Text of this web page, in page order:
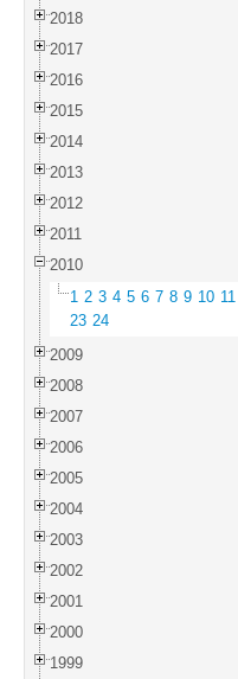
2018
2017
2016
2015
2014
2013
2012
2011
2010
1 2 3 4 5 6 7 8 9 10 11
23 24
2009
2008
2007
2006
2005
2004
2003
2002
2001
2000
1999